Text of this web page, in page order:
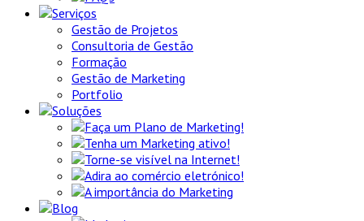
Serviços
Gestão de Projetos
Consultoria de Gestão
Formação
Gestão de Marketing
Portfolio
Soluções
Faça um Plano de Marketing!
Tenha um Marketing ativo!
Torne-se visível na Internet!
Adira ao comércio eletrónico!
A importância do Marketing
Blog